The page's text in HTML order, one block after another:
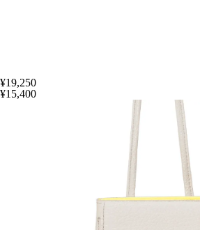
¥19,250
¥15,400